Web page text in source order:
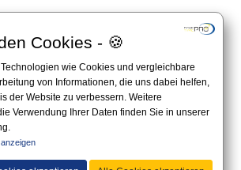
Cookies - 🍪
wie Cookies und vergleichbare
von Informationen, die uns dabei helfen,
der Website zu verbessern. Weitere
Verwendung Ihrer Daten finden Sie in unserer